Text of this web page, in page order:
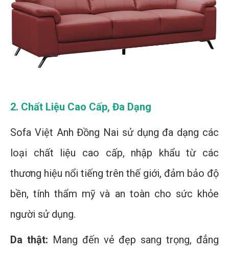
2. Chất Liệu Cao Cấp, Đa Dạng
Sofa Việt Anh Đồng Nai sử dụng đa dạng các
loại chất liệu cao cấp, nhập khẩu từ các
thương hiệu nổi tiếng trên thế giới, đảm bảo độ
bền, tính thẩm mỹ và an toàn cho sức khỏe
người sử dụng.
Da thật: Mang đến vẻ đẹp sang trọng, đẳng